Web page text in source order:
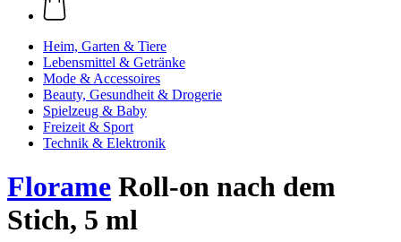
Heim, Garten & Tiere
Lebensmittel & Getränke
Mode & Accessoires
Beauty, Gesundheit & Drogerie
Spielzeug & Baby
Freizeit & Sport
Technik & Elektronik
Florame Roll-on nach dem
Stich, 5 ml